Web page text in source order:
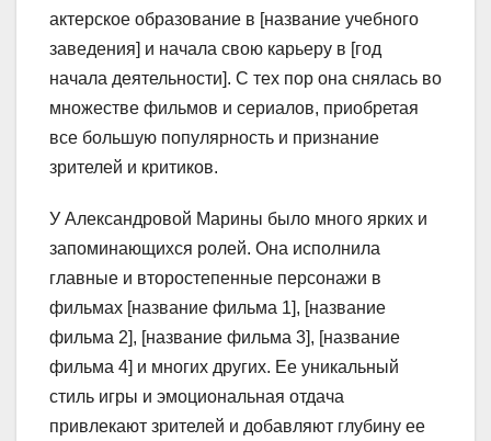
актерское образование в [название учебного
заведения] и начала свою карьеру в [год
начала деятельности]. С тех пор она снялась во
множестве фильмов и сериалов, приобретая
все большую популярность и признание
зрителей и критиков.
У Александровой Марины было много ярких и
запоминающихся ролей. Она исполнила
главные и второстепенные персонажи в
фильмах [название фильма 1], [название
фильма 2], [название фильма 3], [название
фильма 4] и многих других. Ее уникальный
стиль игры и эмоциональная отдача
привлекают зрителей и добавляют глубину ее